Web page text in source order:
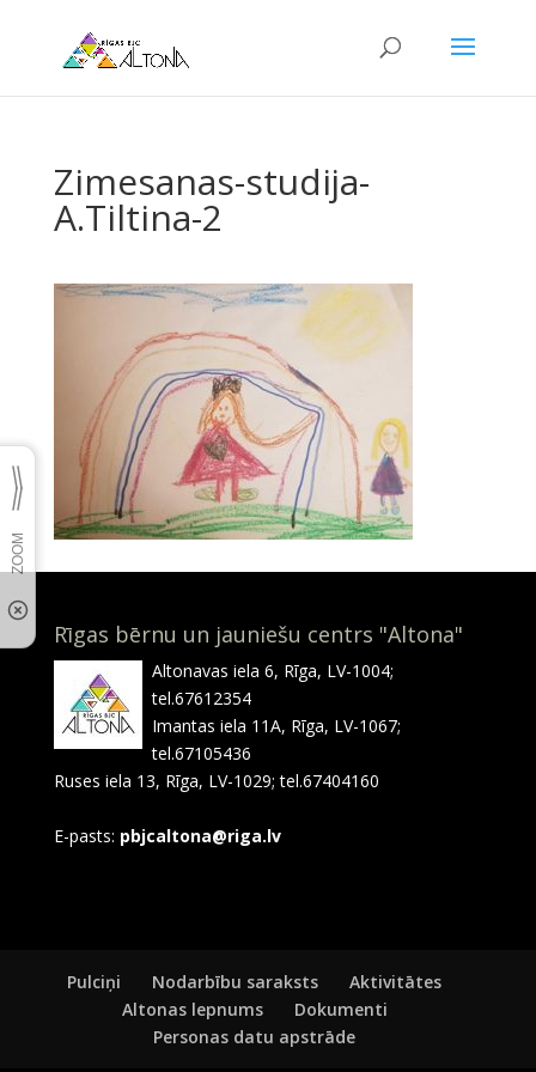
Zimesanas-studija-
A.Tiltina-2
Rīgas bērnu un jauniešu centrs "Altona"
Altonavas iela 6, Rīga, LV-1004;
tel.67612354
Imantas iela 11A, Rīga, LV-1067;
tel.67105436
Ruses iela 13, Rīga, LV-1029; tel.67404160
E-pasts: pbjcaltona@riga.lv
Pulciņi Nodarbību saraksts
Aktivitātes
Altonas lepnums
Dokumenti
Personas datu apstrāde